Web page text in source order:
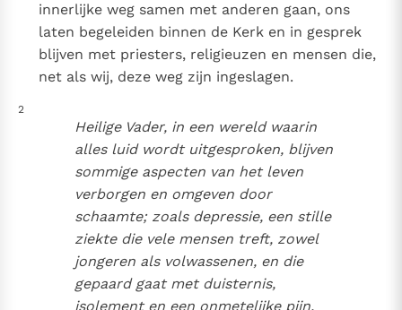
innerlijke weg samen met anderen gaan, ons
laten begeleiden binnen de Kerk en in gesprek
blijven met priesters, religieuzen en mensen die,
net als wij, deze weg zijn ingeslagen.
2
Heilige Vader, in een wereld waarin
alles luid wordt uitgesproken, blijven
sommige aspecten van het leven
verborgen en omgeven door
schaamte; zoals depressie, een stille
ziekte die vele mensen treft, zowel
jongeren als volwassenen, en die
gepaard gaat met duisternis,
isolement en een onmetelijke pijn.